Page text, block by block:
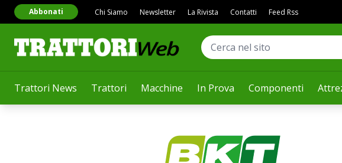
Trattori News Trattori Macchine In Prova Componenti
Abbonati Chi Siamo Newsletter La Rivista Contatti Feed Rss